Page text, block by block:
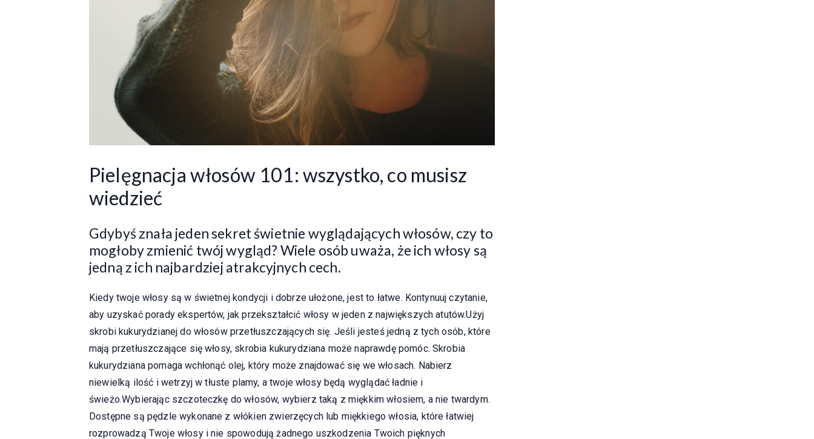
Pielęgnacja włosów 101: wszystko, co musisz
wiedzieć
Gdybyś znała jeden sekret świetnie wyglądających włosów, czy to
mogłoby zmienić twój wygląd? Wiele osób uważa, że ​​ich włosy są
jedną z ich najbardziej atrakcyjnych cech.
Kiedy twoje włosy są w świetnej kondycji i dobrze ułożone, jest to łatwe. Kontynuuj czytanie,
aby uzyskać porady ekspertów, jak przekształcić włosy w jeden z największych atutów.Użyj
skrobi kukurydzianej do włosów przetłuszczających się. Jeśli jesteś jedną z tych osób, które
mają przetłuszczające się włosy, skrobia kukurydziana może naprawdę pomóc. Skrobia
kukurydziana pomaga wchłonąć olej, który może znajdować się we włosach. Nabierz
niewielką ilość i wetrzyj w tłuste plamy, a twoje włosy będą wyglądać ładnie i
świeżo.Wybierając szczoteczkę do włosów, wybierz taką z miękkim włosiem, a nie twardym.
Dostępne są pędzle wykonane z włókien zwierzęcych lub miękkiego włosia, które łatwiej
rozprowadzą Twoje włosy i nie spowodują żadnego uszkodzenia Twoich pięknych